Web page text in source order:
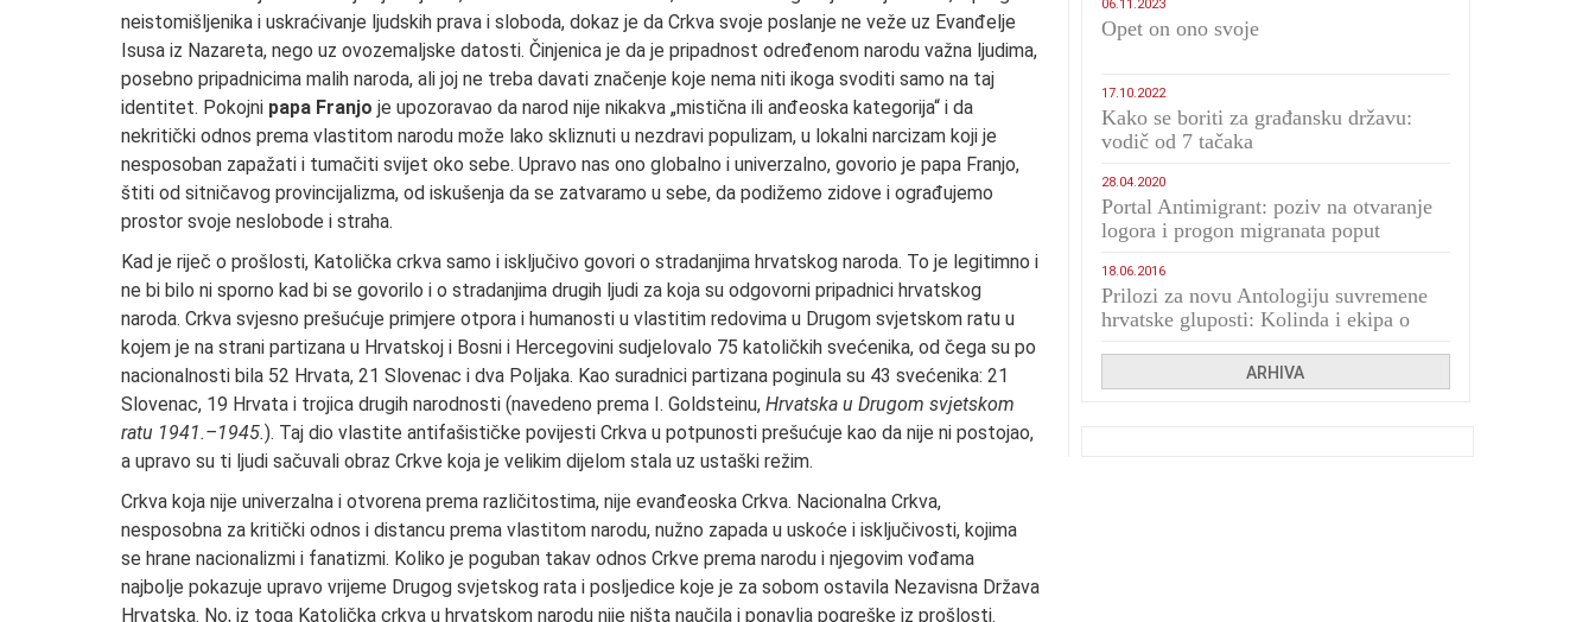
neistomišljenika i uskraćivanje ljudskih prava i sloboda, dokaz je da Crkva svoje poslanje ne veže uz Evanđelje
Isusa iz Nazareta, nego uz ovozemaljske datosti. Činjenica je da je pripadnost određenom narodu važna ljudima,
posebno pripadnicima malih naroda, ali joj ne treba davati značenje koje nema niti ikoga svoditi samo na taj
identitet. Pokojni papa Franjo je upozoravao da narod nije nikakva „mistična ili anđeoska kategorija“ i da
nekritički odnos prema vlastitom narodu može lako skliznuti u nezdravi populizam, u lokalni narcizam koji je
nesposoban zapažati i tumačiti svijet oko sebe. Upravo nas ono globalno i univerzalno, govorio je papa Franjo,
štiti od sitničavog provincijalizma, od iskušenja da se zatvaramo u sebe, da podižemo zidove i ograđujemo
prostor svoje neslobode i straha.
Kad je riječ o prošlosti, Katolička crkva samo i isključivo govori o stradanjima hrvatskog naroda. To je legitimno i
ne bi bilo ni sporno kad bi se govorilo i o stradanjima drugih ljudi za koja su odgovorni pripadnici hrvatskog
naroda. Crkva svjesno prešućuje primjere otpora i humanosti u vlastitim redovima u Drugom svjetskom ratu u
kojem je na strani partizana u Hrvatskoj i Bosni i Hercegovini sudjelovalo 75 katoličkih svećenika, od čega su po
nacionalnosti bila 52 Hrvata, 21 Slovenac i dva Poljaka. Kao suradnici partizana poginula su 43 svećenika: 21
Slovenac, 19 Hrvata i trojica drugih narodnosti (navedeno prema I. Goldsteinu, Hrvatska u Drugom svjetskom
ratu 1941.–1945.). Taj dio vlastite antifašističke povijesti Crkva u potpunosti prešućuje kao da nije ni postojao,
a upravo su ti ljudi sačuvali obraz Crkve koja je velikim dijelom stala uz ustaški režim.
Crkva koja nije univerzalna i otvorena prema različitostima, nije evanđeoska Crkva. Nacionalna Crkva,
nesposobna za kritički odnos i distancu prema vlastitom narodu, nužno zapada u uskoće i isključivosti, kojima
se hrane nacionalizmi i fanatizmi. Koliko je poguban takav odnos Crkve prema narodu i njegovim vođama
najbolje pokazuje upravo vrijeme Drugog svjetskog rata i posljedice koje je za sobom ostavila Nezavisna Država
Hrvatska. No, iz toga Katolička crkva u hrvatskom narodu nije ništa naučila i ponavlja pogreške iz prošlosti.
06.11.2023
​Opet on ono svoje
17.10.2022
Kako se boriti za građansku državu:
vodič od 7 tačaka
28.04.2020
Portal Antimigrant: poziv na otvaranje
logora i progon migranata poput
18.06.2016
Prilozi za novu Antologiju suvremene
hrvatske gluposti: Kolinda i ekipa o
ARHIVA